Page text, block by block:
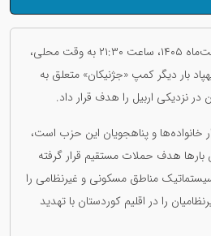
شامگاه چهارشنبه، ۲۳ اردیبهشت‌ماه ۱۴۰۵، ساعت ۲۱:۳۰ به وقت محلی،
بار دیگر کمپ «جژنیکان» متعلق به
نزدیکی اربیل را هدف قرار داد.
خانواده‌ها و پناهجویان این حزب است،
روزه تاکنون بارها هدف حملات مستقیم قرار گرفته
مناطق مسکونی و غیرنظامی را
را در اقلیم کوردستان با تهدید